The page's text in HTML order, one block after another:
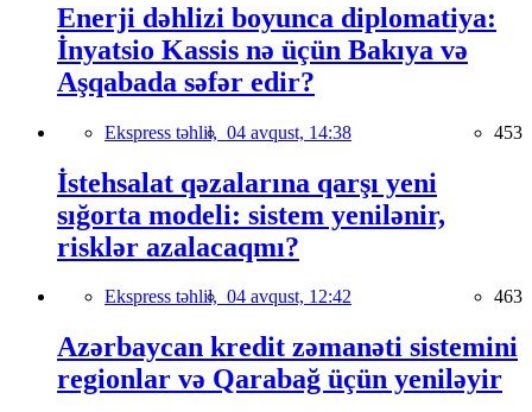
Enerji dəhlizi boyunca diplomatiya:
İnyatsio Kassis nə üçün Bakıya və
Aşqabada səfər edir?
Ekspress təhlil, 04 avqust, 14:38 453
İstehsalat qəzalarına qarşı yeni
sığorta modeli: sistem yenilənir,
risklər azalacaqmı?
Ekspress təhlil, 04 avqust, 12:42 463
Azərbaycan kredit zəmanəti sistemini
regionlar və Qarabağ üçün yeniləyir